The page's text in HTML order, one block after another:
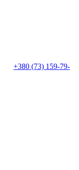
+380 (73) 159-79-